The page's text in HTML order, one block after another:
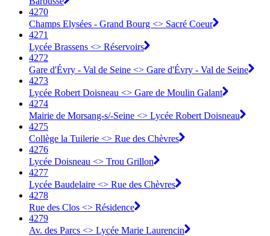
4270
Champs Elysées - Grand Bourg <> Sacré Coeur
4271
Lycée Brassens <> Réservoirs
4272
Gare d'Évry - Val de Seine <> Gare d'Évry - Val de Seine
4273
Lycée Robert Doisneau <> Gare de Moulin Galant
4274
Mairie de Morsang-s/-Seine <> Lycée Robert Doisneau
4275
Collège la Tuilerie <> Rue des Chèvres
4276
Lycée Doisneau <> Trou Grillon
4277
Lycée Baudelaire <> Rue des Chèvres
4278
Rue des Clos <> Résidence
4279
Av. des Parcs <> Lycée Marie Laurencin